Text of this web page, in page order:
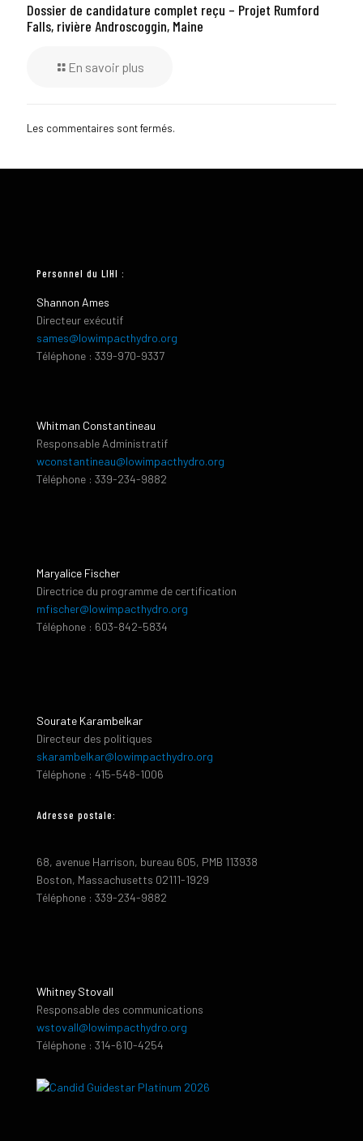
Dossier de candidature complet reçu – Projet Rumford
Falls, rivière Androscoggin, Maine
En savoir plus
Les commentaires sont fermés.
Personnel du LIHI :
Shannon Ames
Directeur exécutif
sames@lowimpacthydro.org
Téléphone : 339-970-9337
Whitman Constantineau
Responsable Administratif
wconstantineau@lowimpacthydro.org
Téléphone : 339-234-9882
Maryalice Fischer
Directrice du programme de certification
mfischer@lowimpacthydro.org
Téléphone : 603-842-5834
Sourate Karambelkar
Directeur des politiques
skarambelkar@lowimpacthydro.org
Téléphone : 415-548-1006
Adresse postale:
68, avenue Harrison, bureau 605, PMB 113938
Boston, Massachusetts 02111-1929
Téléphone : 339-234-9882
Whitney Stovall
Responsable des communications
wstovall@lowimpacthydro.org
Téléphone : 314-610-4254